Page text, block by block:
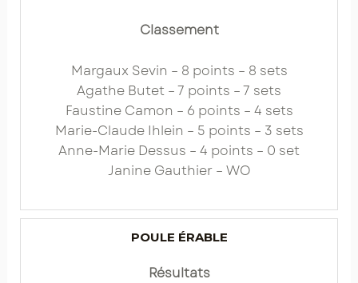
Classement
Margaux Sevin – 8 points – 8 sets
Agathe Butet – 7 points – 7 sets
Faustine Camon – 6 points – 4 sets
Marie-Claude Ihlein – 5 points – 3 sets
Anne-Marie Dessus – 4 points – 0 set
Janine Gauthier – WO
POULE ÉRABLE
Résultats